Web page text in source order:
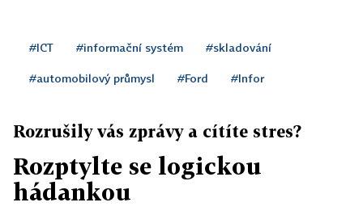
#ICT #informační systém #skladování
#automobilový průmysl #Ford #Infor
Rozrušily vás zprávy a cítíte stres?
Rozptylte se logickou
hádankou